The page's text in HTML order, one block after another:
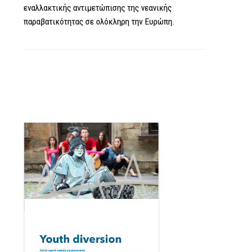
εναλλακτικής αντιμετώπισης της νεανικής
παραβατικότητας σε ολόκληρη την Ευρώπη.